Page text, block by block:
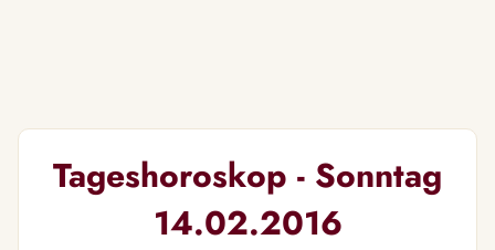
Tageshoroskop - Sonntag
14.02.2016